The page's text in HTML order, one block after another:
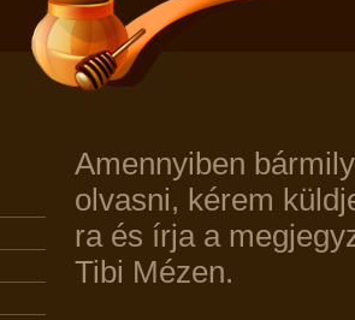
Amennyiben
olvasni, kérem
ra és írja a
Tibi Mézen.